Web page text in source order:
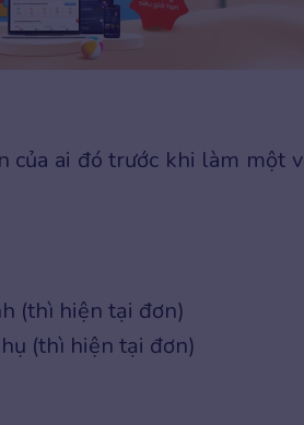
của ai đó trước khi làm một
(thì hiện tại đơn)
(thì hiện tại đơn)